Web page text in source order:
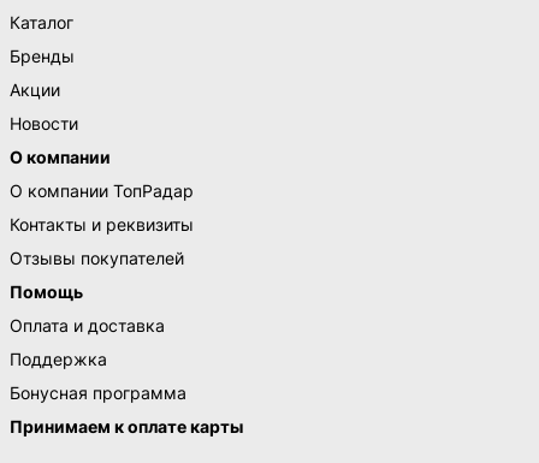
Каталог
Бренды
Акции
Новости
О компании
О компании ТопРадар
Контакты и реквизиты
Отзывы покупателей
Помощь
Оплата и доставка
Поддержка
Бонусная программа
Принимаем к оплате карты